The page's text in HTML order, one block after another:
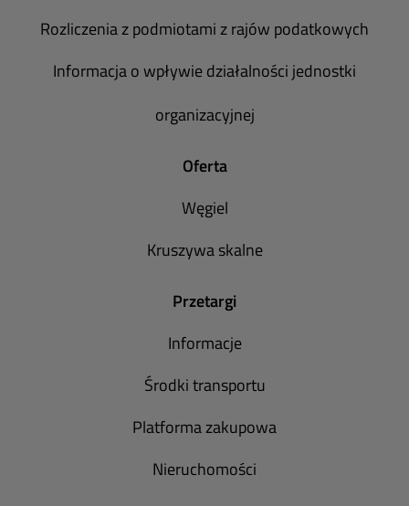
Rozliczenia z podmiotami z rajów podatkowych
Informacja o wpływie działalności jednostki
organizacyjnej
Oferta
Węgiel
Kruszywa skalne
Przetargi
Informacje
Środki transportu
Platforma zakupowa
Nieruchomości